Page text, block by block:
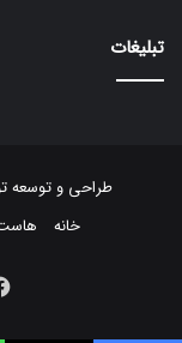
تبلیغات
طراحی و توسعه
خانه